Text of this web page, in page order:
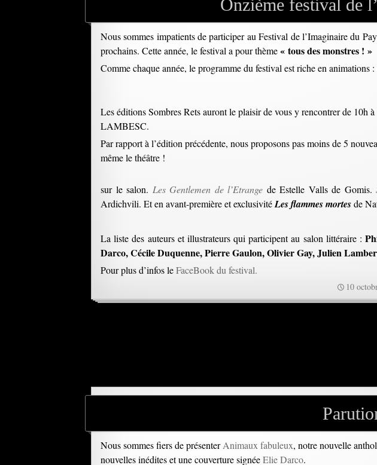
Onzième festival de
Nous sommes impatients de participer au Festival de l’Imaginaire du
prochains. Cette année, le festival a pour thème« tous des monstres ! »
Comme chaque année, le programme du festival est riche en
Les éditions Sombres Rets auront le plaisir de vous y rencontrer de 10h
LAMBESC.
Par rapport à l’édition précédente, nous proposons pas moins de 5
même le théâtre !
sur le salon. Les Gentlemen de l’Etrange de Estelle Valls de Gomis.
Ardichvili. Et en avant-première et exclusivitéLes flammes mortesde
La liste des auteurs et illustrateurs qui participent au salon littéraire :
Darco, Cécile Duquenne, Pierre Gaulon, Olivier Gay, Julien
Pour plus d’infos leFaceBook du festival.
10
Nous sommes fiers de présenterAnimaux fabuleux, notre nouvelle
nouvelles inédites et une couverture signéeElie Darco.